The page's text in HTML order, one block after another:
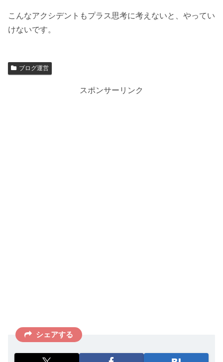
こんなアクシデントもプラス思考に考えないと、やってい
けないです。
ブログ運営
スポンサーリンク
シェアする